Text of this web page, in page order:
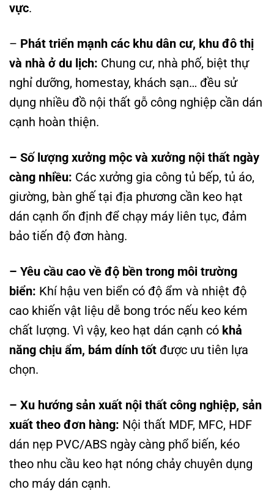
vực.
– Phát triển mạnh các khu dân cư, khu đô thị
và nhà ở du lịch: Chung cư, nhà phố, biệt thự
nghỉ dưỡng, homestay, khách sạn… đều sử
dụng nhiều đồ nội thất gỗ công nghiệp cần dán
cạnh hoàn thiện.
– Số lượng xưởng mộc và xưởng nội thất ngày
càng nhiều: Các xưởng gia công tủ bếp, tủ áo,
giường, bàn ghế tại địa phương cần keo hạt
dán cạnh ổn định để chạy máy liên tục, đảm
bảo tiến độ đơn hàng.
– Yêu cầu cao về độ bền trong môi trường
biển: Khí hậu ven biển có độ ẩm và nhiệt độ
cao khiến vật liệu dễ bong tróc nếu keo kém
chất lượng. Vì vậy, keo hạt dán cạnh có khả
năng chịu ẩm, bám dính tốt được ưu tiên lựa
chọn.
– Xu hướng sản xuất nội thất công nghiệp, sản
xuất theo đơn hàng: Nội thất MDF, MFC, HDF
dán nẹp PVC/ABS ngày càng phổ biến, kéo
theo nhu cầu keo hạt nóng chảy chuyên dụng
cho máy dán cạnh.